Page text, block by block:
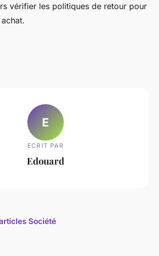
vérifier les politiques de retour pour
E
ECRIT PAR
Edouard
Société